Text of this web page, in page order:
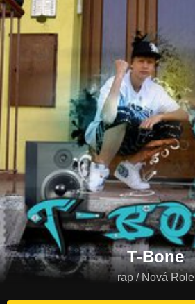
T-Bone
rap / Nová Role